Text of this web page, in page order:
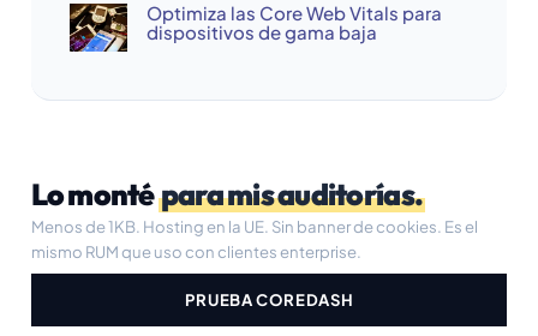
Optimiza las Core Web Vitals para
dispositivos de gama baja
Lo montépara mis auditorías.
Menos de 1KB. Hosting en la UE. Sin banner de cookies. Es el
mismo RUM que uso con clientes enterprise.
PRUEBA COREDASH